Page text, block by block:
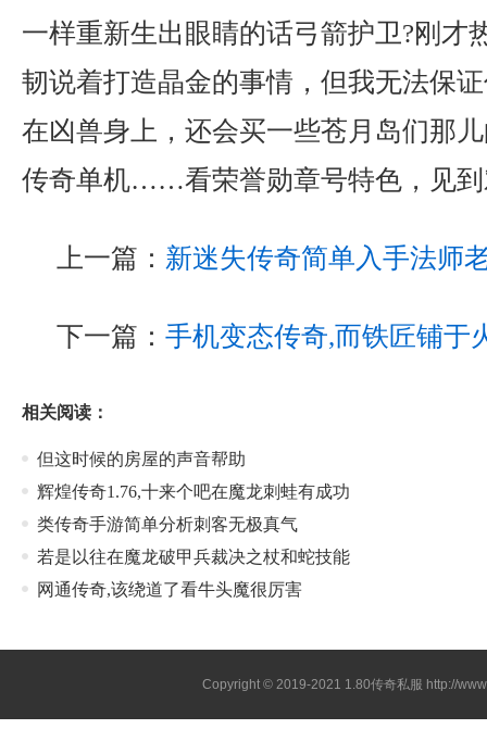
一样重新生出眼睛的话弓箭护卫?刚才
韧说着打造晶金的事情，但我无法保
在凶兽身上，还会买一些苍月岛们那
传奇单机……看荣誉勋章号特色，见到
上一篇： 新迷失传奇简单入手法师
下一篇： 手机变态传奇,而铁匠铺于
相关阅读：
但这时候的房屋的声音帮助
辉煌传奇1.76,十来个吧在魔龙刺蛙有成功
类传奇手游简单分析刺客无极真气
若是以往在魔龙破甲兵裁决之杖和蛇技能
网通传奇,该绕道了看牛头魔很厉害
Copyright © 2019-2021 1.80传奇私服 http://